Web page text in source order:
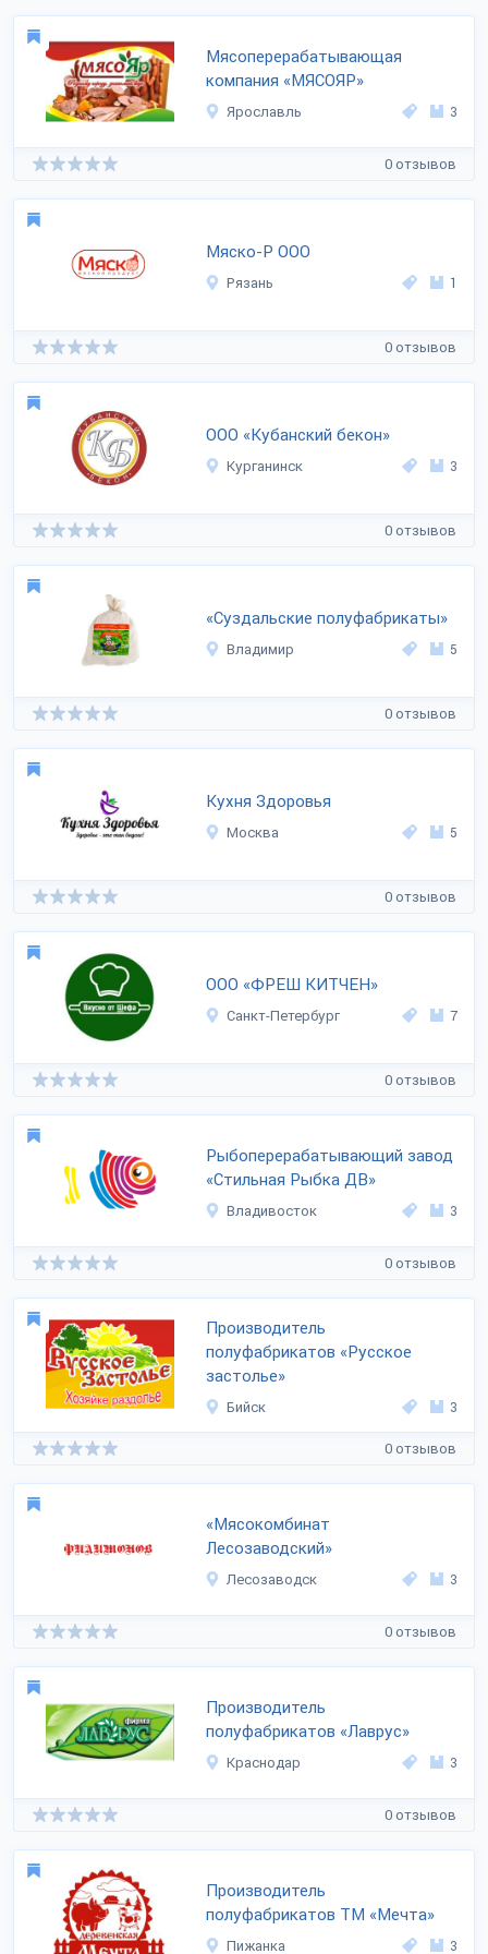
Мясоперерабатывающая
компания «МЯСОЯР»
Ярославль 3
0 отзывов
Мяско-Р ООО
Рязань 1
0 отзывов
ООО «Кубанский бекон»
Курганинск 3
0 отзывов
«Суздальские полуфабрикаты»
Владимир 5
0 отзывов
Кухня Здоровья
Москва 5
0 отзывов
ООО «ФРЕШ КИТЧЕН»
Санкт-Петербург 7
0 отзывов
Рыбоперерабатывающий завод
«Стильная Рыбка ДВ»
Владивосток 3
0 отзывов
Производитель
полуфабрикатов «Русское
застолье»
Бийск 3
0 отзывов
«Мясокомбинат
Лесозаводский»
Лесозаводск 3
0 отзывов
Производитель
полуфабрикатов «Лаврус»
Краснодар 3
0 отзывов
Производитель
полуфабрикатов ТМ «Мечта»
Пижанка 3